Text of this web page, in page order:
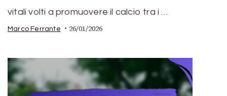
vitali volti a promuovere il calcio tra i …
Marco Ferrante 26/01/2026